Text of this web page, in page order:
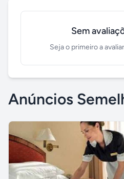
Sem
Seja o primeiro a
Anúncios